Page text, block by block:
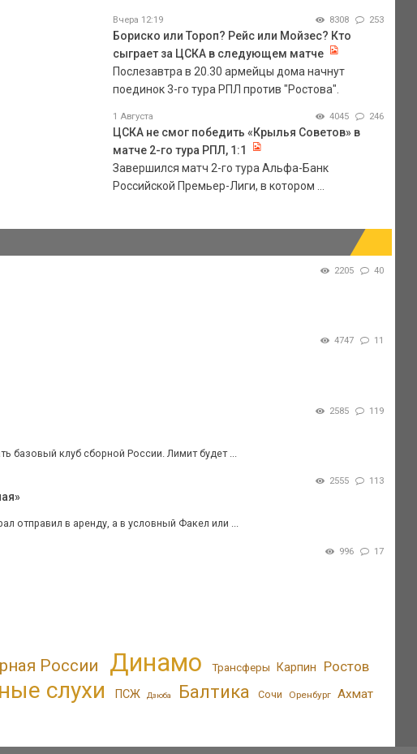
Вчера 12:19 8308 253
Бориско или Тороп? Рейс или Мойзес? Кто
сыграет за ЦСКА в следующем матче
Послезавтра в 20.30 армейцы дома начнут
поединок 3-го тура РПЛ против "Ростова".
1 Августа 4045 246
ЦСКА не смог победить «Крылья Советов» в
матче 2-го тура РПЛ, 1:1
Завершился матч 2-го тура Альфа-Банк
Российской Премьер-Лиги, в котором ...
2205 40
4747 11
2585 119
базовый клуб сборной России. Лимит будет ...
2555 113
отправил в аренду, а в условный Факел или ...
996 17
России Динамо Трансферы Карпин Ростов
слухи ПСЖ Дзюба Балтика Сочи Оренбург Ахмат